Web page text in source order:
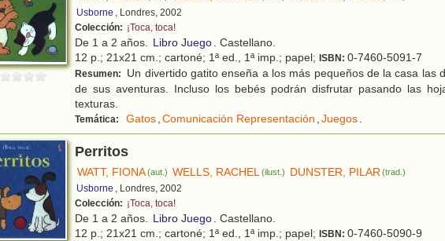
Usborne , Londres, 2002
Colección: ¡Toca, toca!
De 1 a 2 años. Libro Juego. Castellano.
12 p.; 21x21 cm.; cartoné; 1ª ed., 1ª imp.; papel; ISBN: 0-7460-5091-7
Resumen:
Un divertido gatito enseña a los más pequeños de la casa las
de sus aventuras. Incluso los bebés podrán disfrutar pasando las
texturas.
Temática: Gatos,Comunicación Representación ,Juegos.
Perritos
WATT, FIONA(aut.) WELLS, RACHEL(ilust.) DUNSTER, PILAR (trad.)
Usborne , Londres, 2002
Colección: ¡Toca, toca!
De 1 a 2 años. Libro Juego. Castellano.
12 p.; 21x21 cm.; cartoné; 1ª ed., 1ª imp.; papel; ISBN: 0-7460-5090-9